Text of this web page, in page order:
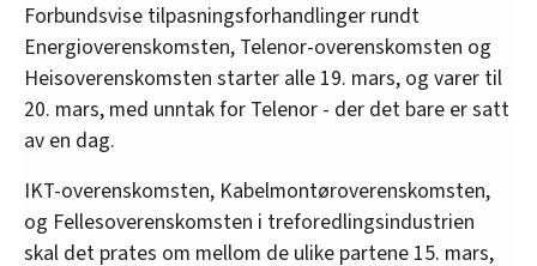
Forbundsvise tilpasningsforhandlinger rundt
Energioverenskomsten, Telenor-overenskomsten og
Heisoverenskomsten starter alle 19. mars, og varer til
20. mars, med unntak for Telenor - der det bare er satt
av en dag.
IKT-overenskomsten, Kabelmontøroverenskomsten,
og Fellesoverenskomsten i treforedlingsindustrien
skal det prates om mellom de ulike partene 15. mars,